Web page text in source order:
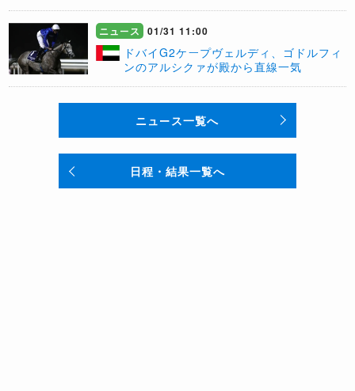
ニュース 01/31 11:00
ドバイG2ケープヴェルディ、ゴドルフィ
ンのアルシクァが殿から直線一気
ニュース一覧へ
日程・結果一覧へ